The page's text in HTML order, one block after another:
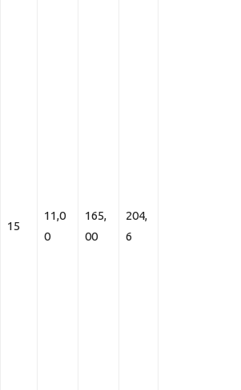
15
11,0
0
165,
00
204,
6